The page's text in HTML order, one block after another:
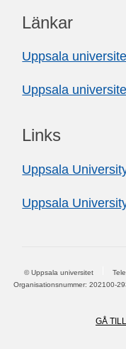
Länkar
Uppsala
Uppsala
Links
Uppsala
Uppsala
© Uppsala universitet
Organisationsnummer: 202100-
GÅ